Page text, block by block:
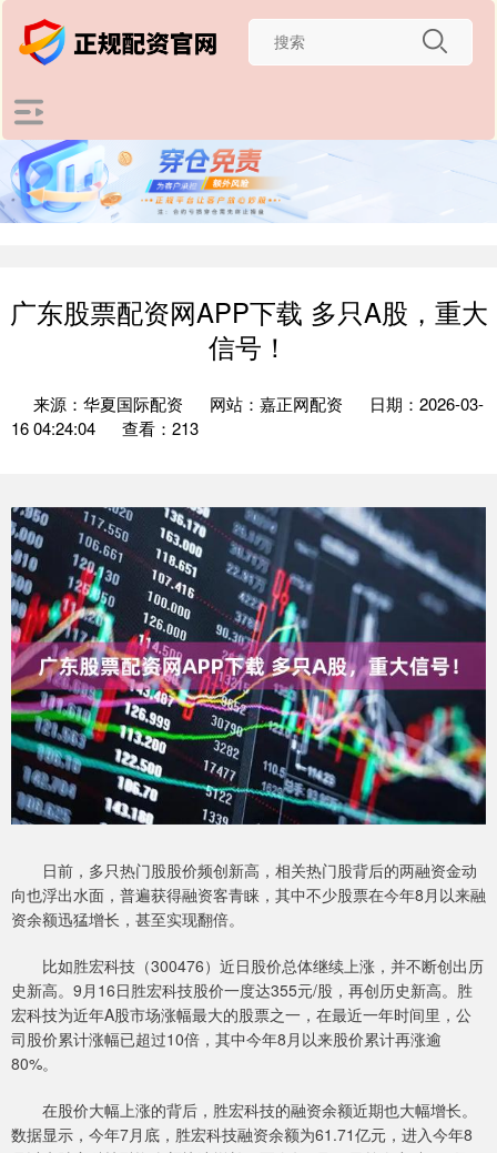
广东股票配资网APP下载 多只A股，重大
信号！
来源：华夏国际配资 网站：嘉正网配资
日期：2026-03-
16 04:24:04
查看：213
日前，多只热门股股价频创新高，相关热门股背后的两融资金动
向也浮出水面，普遍获得融资客青睐，其中不少股票在今年8月以来融
资余额迅猛增长，甚至实现翻倍。
比如胜宏科技（300476）近日股价总体继续上涨，并不断创出历
史新高。9月16日胜宏科技股价一度达355元/股，再创历史新高。胜
宏科技为近年A股市场涨幅最大的股票之一，在最近一年时间里，公
司股价累计涨幅已超过10倍，其中今年8月以来股价累计再涨逾
80%。
在股价大幅上涨的背后，胜宏科技的融资余额近期也大幅增长。
数据显示，今年7月底，胜宏科技融资余额为61.71亿元，进入今年8